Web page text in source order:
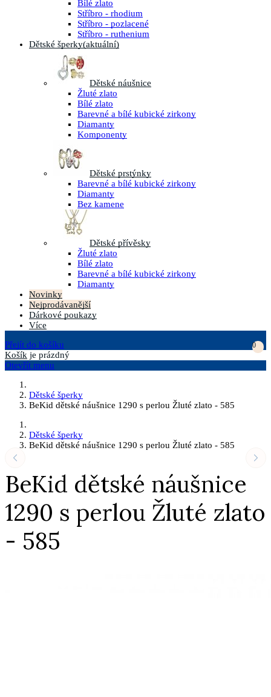
Bílé zlato
Stříbro - rhodium
Stříbro - pozlacené
Stříbro - ruthenium
Dětské šperky(aktuální)
Dětské náušnice
Žluté zlato
Bílé zlato
Barevné a bílé kubické zirkony
Diamanty
Komponenty
Dětské prstýnky
Barevné a bílé kubické zirkony
Diamanty
Bez kamene
Dětské přívěsky
Žluté zlato
Bílé zlato
Barevné a bílé kubické zirkony
Diamanty
Novinky
Nejprodávanější
Dárkové poukazy
Více
Přejít do košíku
0
Košík je prázdný
Otevřít menu
Dětské šperky
BeKid dětské náušnice 1290 s perlou Žluté zlato - 585
Dětské šperky
BeKid dětské náušnice 1290 s perlou Žluté zlato - 585
BeKid dětské náušnice
1290 s perlou Žluté zlato
- 585